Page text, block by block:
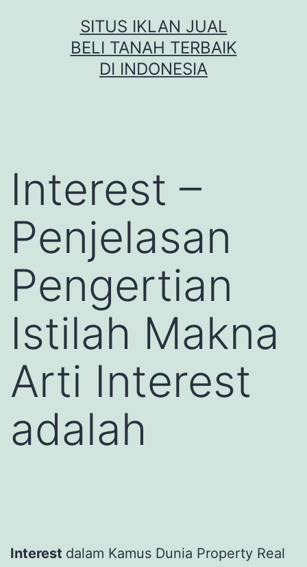
SITUS IKLAN JUAL
BELI TANAH TERBAIK
DI INDONESIA
Interest –
Penjelasan
Pengertian
Istilah Makna
Arti Interest
adalah
Interest dalam Kamus Dunia Property Real